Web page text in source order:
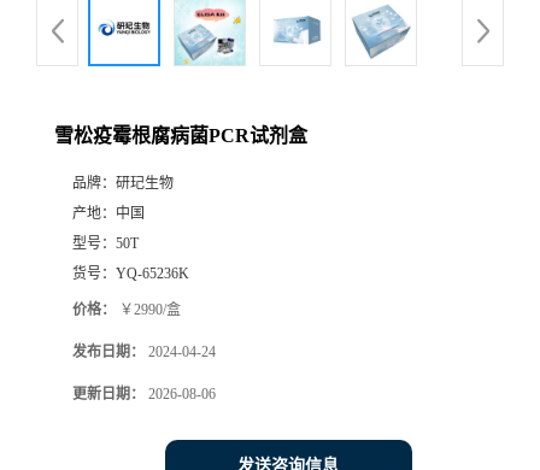
雪松疫霉根腐病菌PCR试剂盒
品牌： 研玘生物
产地： 中国
型号： 50T
货号： YQ-65236K
价格： ￥2990/盒
发布日期： 2024-04-24
更新日期： 2026-08-06
发送咨询信息